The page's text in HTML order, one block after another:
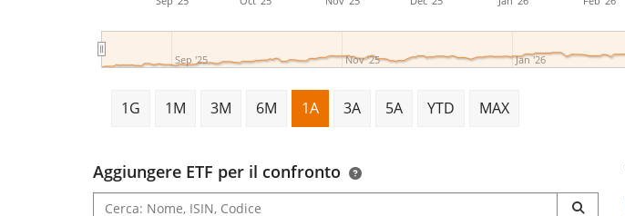
Sep '25 Nov '25 Jan '26
1G 1M 3M 6M 1A 3A 5A YTD MAX
Aggiungere ETF per il confronto